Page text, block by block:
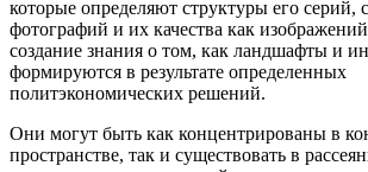
которые определяют структуры его серий,
фотографий и их качества как
создание знания о том, как ландшафты и
формируются в результате определенных
политэкономических решений.
Они могут быть как концентрированы в
пространстве, так и существовать в